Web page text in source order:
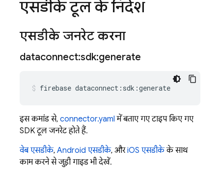
एसडीके टूल के निर्देश
एसडीके जनरेट करना
dataconnect:sdk:generate
firebase dataconnect:sdk:generate
इस कमांड से, connector.yaml में बताए गए टाइप किए गए
SDK टूल जनरेट होते हैं.
वेब एसडीके, Android एसडीके, औरiOS एसडीकेके साथ
काम करने से जुड़ी गाइड भी देखें.